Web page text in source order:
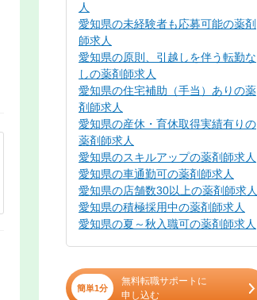
人
愛知県の未経験者も応募可能の薬剤
師求人
愛知県の原則、引越しを伴う転勤な
しの薬剤師求人
愛知県の住宅補助（手当）ありの薬
剤師求人
愛知県の産休・育休取得実績有りの
薬剤師求人
愛知県のスキルアップの薬剤師求人
愛知県の車通勤可の薬剤師求人
愛知県の店舗数30以上の薬剤師求人
愛知県の積極採用中の薬剤師求人
愛知県の夏～秋入職可の薬剤師求人
簡単1分
無料転職サポートに
申し込む